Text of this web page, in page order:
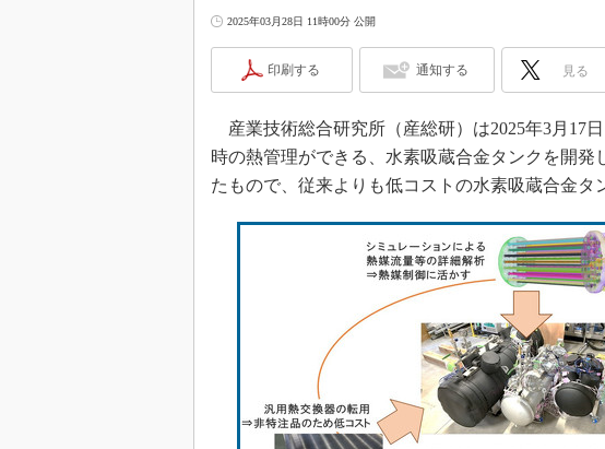
2025年03月28日 11時00分 公開
印刷する 通知する 見る
産業技術総合研究所（産総研）は2025年3月17
時の熱管理ができる、水素吸蔵合金タンクを開発
たもので、従来よりも低コストの水素吸蔵合金タ